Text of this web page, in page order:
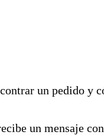
un pedido y
un mensaje